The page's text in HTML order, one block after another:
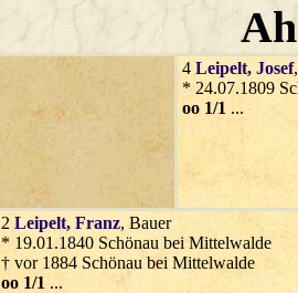
4 Leipelt, Josef
* 24.07.1809
oo 1/1 ...
2 Leipelt, Franz, Bauer
* 19.01.1840 Schönau bei Mittelwalde
† vor 1884 Schönau bei Mittelwalde
oo 1/1 ...